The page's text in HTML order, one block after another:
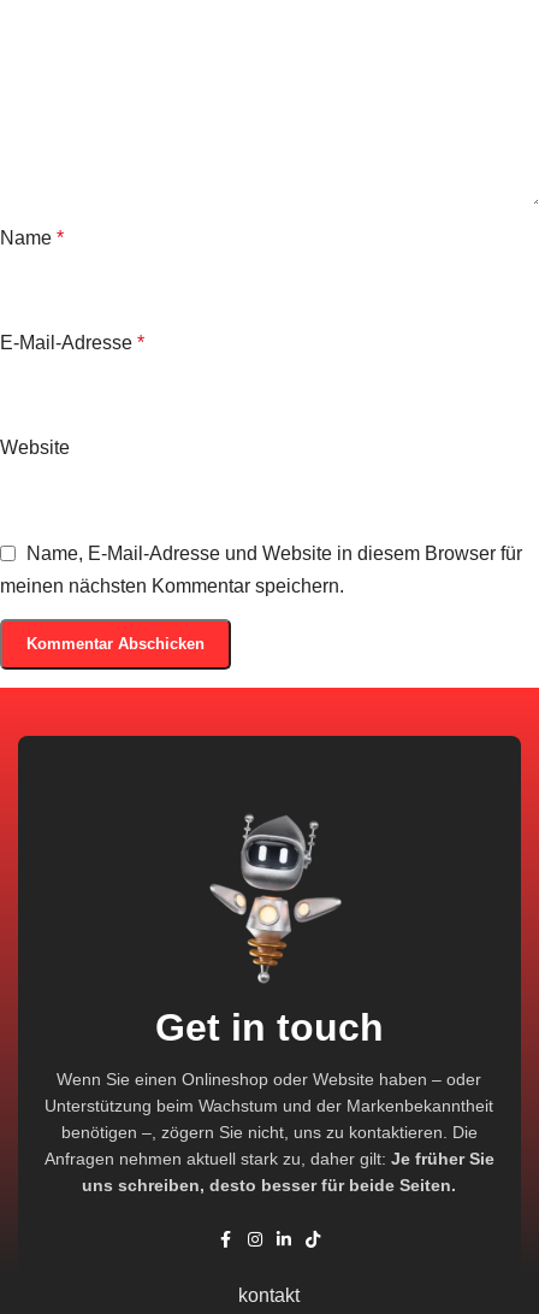
Name *
E-Mail-Adresse *
Website
Name, E-Mail-Adresse und Website in diesem Browser für
meinen nächsten Kommentar speichern.
Get in touch
Wenn Sie einen Onlineshop oder Website haben – oder
Unterstützung beim Wachstum und der Markenbekanntheit
benötigen –, zögern Sie nicht, uns zu kontaktieren. Die
Anfragen nehmen aktuell stark zu, daher gilt: Je früher Sie
uns schreiben, desto besser für beide Seiten.
kontakt